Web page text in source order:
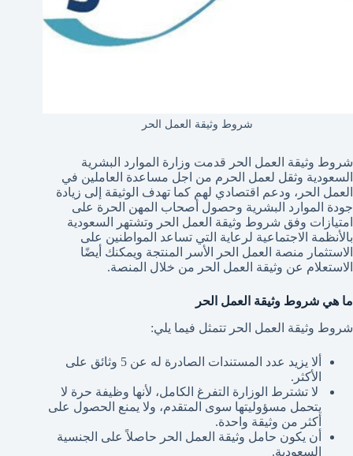
شروط وثيقة العمل الحر
شروط وثيقة العمل الحر قدمت وزارة الموارد البشرية
السعودية وثقل لعمل الحرم من اجل مساعدة العاملين في
العمل الحر، ودعم اقتصادي لهم كما تهدف الوثيقة إلى زيادة
جودة الموارد البشرية وحصول أصحاب المهن الحرة على
امتيازات وفق شروط وثيقة العمل الحر وتشتهر السعودية
بالأنظمة الاجتماعية لرعاية التي تساعد المواطنين على
الاستثمار منصة العمل الحر الأسر المنتجة ويمكنك أيضًا
الاستعلام عن وثيقة العمل الحر من خلال المنصة.
ما هي شروط وثيقة العمل الحر
شروط وثيقة العمل الحر تتمثل فيما يلي:
ألا يزيد عدد المستندات الصادرة له عن 5 وثائق على
الأكثر.
لا تشترط الوزارة التفرغ الكامل، لأنها وظيفة حرة لا
يتحمل مسؤوليتها سوى المتقدم، ولا يمنع الحصول على
أكثر من وثيقة واحدة.
أن يكون حامل وثيقة العمل الحر حاصلاً على الجنسية
السعودية.